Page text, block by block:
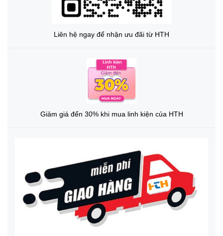
Liên hệ ngay để nhận ưu đãi từ HTH
Giảm giá đến 30% khi mua linh kiện của HTH